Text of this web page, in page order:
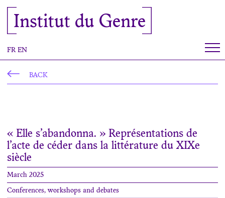
Institut du Genre
FR EN
BACK
« Elle s’abandonna. » Représentations de
l’acte de céder dans la littérature du XIXe
siècle
March 2025
Conferences, workshops and debates